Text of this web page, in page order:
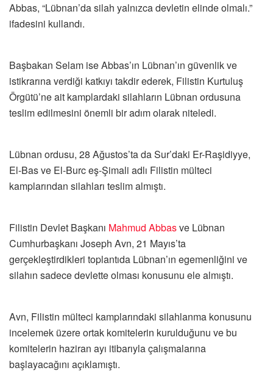
Abbas, “Lübnan’da silah yalnızca devletin elinde olmalı.”
ifadesini kullandı.
Başbakan Selam ise Abbas’ın Lübnan’ın güvenlik ve
istikrarına verdiği katkıyı takdir ederek, Filistin Kurtuluş
Örgütü’ne ait kamplardaki silahların Lübnan ordusuna
teslim edilmesini önemli bir adım olarak niteledi.
Lübnan ordusu, 28 Ağustos’ta da Sur’daki Er-Raşidiyye,
El-Bas ve El-Burc eş-Şimali adlı Filistin mülteci
kamplarından silahları teslim almıştı.
Filistin Devlet Başkanı Mahmud Abbasve Lübnan
Cumhurbaşkanı Joseph Avn, 21 Mayıs’ta
gerçekleştirdikleri toplantıda Lübnan’ın egemenliğini ve
silahın sadece devlette olması konusunu ele almıştı.
Avn, Filistin mülteci kamplarındaki silahlanma konusunu
incelemek üzere ortak komitelerin kurulduğunu ve bu
komitelerin haziran ayı itibarıyla çalışmalarına
başlayacağını açıklamıştı.